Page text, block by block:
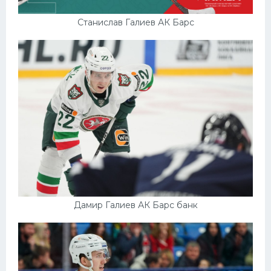
Станислав Галиев АК Барс
Дамир Галиев АК Барс банк